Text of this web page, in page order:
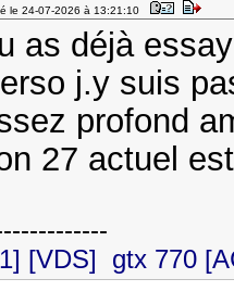
le 24-07-2026 à 13:21:10
as déjà
j.y suis
profond
27 actuel
[VDS] gtx 770